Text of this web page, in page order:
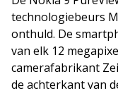
technologiebeurs
onthuld. De
van elk 12
camerafabrikant
de achterkant van